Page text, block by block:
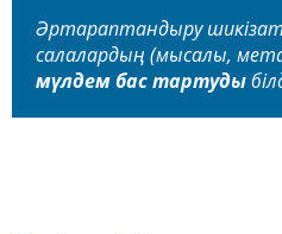
Әртараптандыру шикізат
салалардың (мысалы,
мүлдем бас тартуды